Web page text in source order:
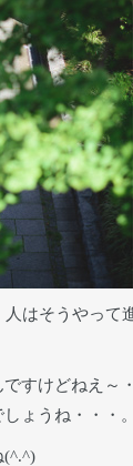
はそうやって
すけどねえ～
ょうね・・・。
(^.^)